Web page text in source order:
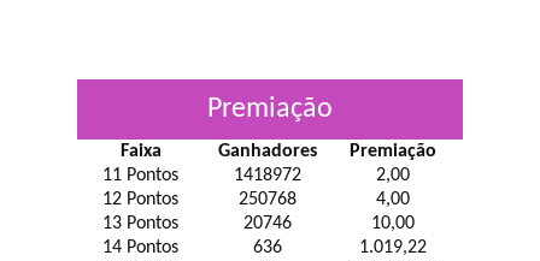
Premiação
Faixa Ganhadores
Premiação
11 Pontos
1418972
2,00
12 Pontos
250768
4,00
13 Pontos
20746
10,00
14 Pontos
636
1.019,22